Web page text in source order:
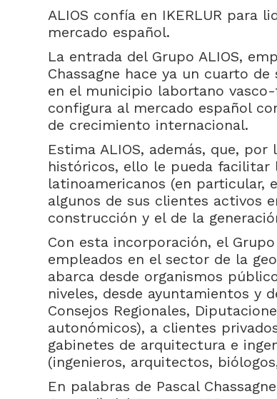
ALIOS confía en IKERLUR para
mercado español.
La entrada del Grupo ALIOS,
Chassagne hace ya un cuarto
en el municipio labortano vasco-
configura al mercado español
de crecimiento internacional.
Estima ALIOS, además, que,
históricos, ello le pueda facilitar
latinoamericanos (en particular,
algunos de sus clientes activos
construcción y el de la
Con esta incorporación, el
empleados en el sector de la
abarca desde organismos
niveles, desde ayuntamientos y
Consejos Regionales,
autonómicos), a clientes
gabinetes de arquitectura e
(ingenieros, arquitectos,
En palabras de Pascal